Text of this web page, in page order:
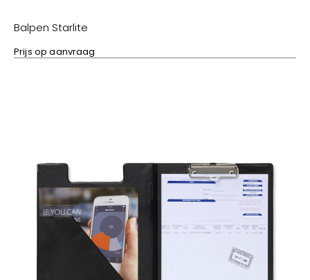
Balpen Starlite
Prijs op aanvraag